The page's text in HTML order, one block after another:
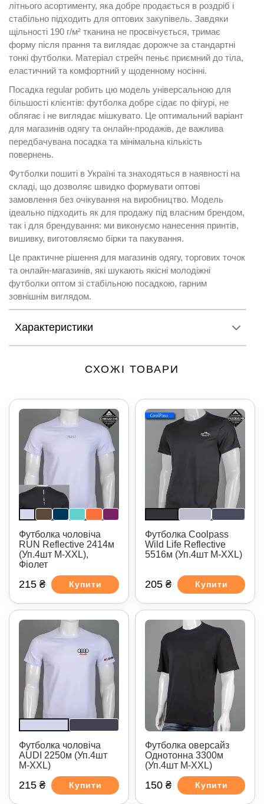
літнього асортименту, яка добре продається в роздріб і
стабільно підходить для оптових закупівель. Завдяки
щільності 190 г/м² тканина не просвічується, тримає
форму після прання та виглядає дорожче за стандартні
тонкі футболки. Матеріал стрейч пеньє приємний до тіла,
еластичний та комфортний у щоденному носінні.
Посадка regular робить цю модель універсальною для
більшості клієнтів: футболка добре сідає по фігурі, не
облягає і не виглядає мішкувато. Це оптимальний варіант
для магазинів одягу та онлайн-продажів, де важлива
передбачувана посадка та мінімальна кількість
повернень.
Футболки пошиті в Україні та знаходяться в наявності на
складі, що дозволяє швидко формувати оптові
замовлення без очікування на виробництво. Модель
ідеально підходить як для продажу під власним брендом,
так і для брендування: ми виконуємо нанесення принтів,
вишивку, виготовляємо бірки та пакування.
Це практичне рішення для магазинів одягу, торгових точок
та онлайн-магазинів, які шукають якісні молодіжні
футболки оптом зі стабільною посадкою, гарним
зовнішнім виглядом.
Характеристики
СХОЖІ ТОВАРИ
Футболка чоловіча
RUN Reflective 2414м
(Уп.4шт M-XXL),
Фіолет
215 ₴ Купити
Футболка Coolpass
Wild Life Reflective
5516м (Уп.4шт M-XXL)
205 ₴ Купити
Футболка чоловіча
AUDI 2250м (Уп.4шт
M-XXL)
215 ₴ Купити
Футболка оверсайз
Однотонна 3300м
(Уп.4шт M-XXL)
150 ₴ Купити